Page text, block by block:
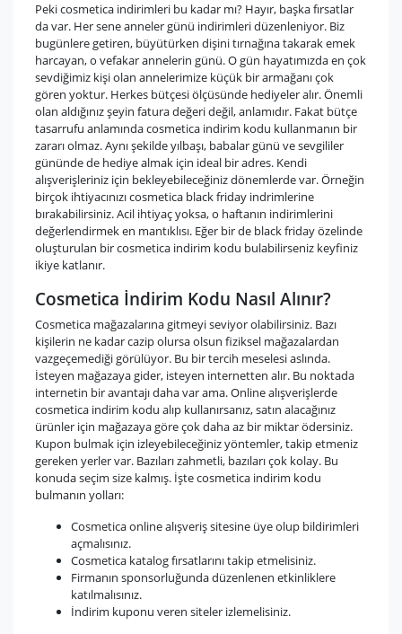
Peki cosmetica indirimleri bu kadar mı? Hayır, başka fırsatlar
da var. Her sene anneler günü indirimleri düzenleniyor. Biz
bugünlere getiren, büyütürken dişini tırnağına takarak emek
harcayan, o vefakar annelerin günü. O gün hayatımızda en çok
sevdiğimiz kişi olan annelerimize küçük bir armağanı çok
gören yoktur. Herkes bütçesi ölçüsünde hediyeler alır. Önemli
olan aldığınız şeyin fatura değeri değil, anlamıdır. Fakat bütçe
tasarrufu anlamında cosmetica indirim kodu kullanmanın bir
zararı olmaz. Aynı şekilde yılbaşı, babalar günü ve sevgililer
gününde de hediye almak için ideal bir adres. Kendi
alışverişleriniz için bekleyebileceğiniz dönemlerde var. Örneğin
birçok ihtiyacınızı cosmetica black friday indrimlerine
bırakabilirsiniz. Acil ihtiyaç yoksa, o haftanın indirimlerini
değerlendirmek en mantıklısı. Eğer bir de black friday özelinde
oluşturulan bir cosmetica indirim kodu bulabilirseniz keyfiniz
ikiye katlanır.
Cosmetica İndirim Kodu Nasıl Alınır?
Cosmetica mağazalarına gitmeyi seviyor olabilirsiniz. Bazı
kişilerin ne kadar cazip olursa olsun fiziksel mağazalardan
vazgeçemediği görülüyor. Bu bir tercih meselesi aslında.
İsteyen mağazaya gider, isteyen internetten alır. Bu noktada
internetin bir avantajı daha var ama. Online alışverişlerde
cosmetica indirim kodu alıp kullanırsanız, satın alacağınız
ürünler için mağazaya göre çok daha az bir miktar ödersiniz.
Kupon bulmak için izleyebileceğiniz yöntemler, takip etmeniz
gereken yerler var. Bazıları zahmetli, bazıları çok kolay. Bu
konuda seçim size kalmış. İşte cosmetica indirim kodu
bulmanın yolları:
Cosmetica online alışveriş sitesine üye olup bildirimleri
açmalısınız.
Cosmetica katalog fırsatlarını takip etmelisiniz.
Firmanın sponsorluğunda düzenlenen etkinliklere
katılmalısınız.
İndirim kuponu veren siteler izlemelisiniz.